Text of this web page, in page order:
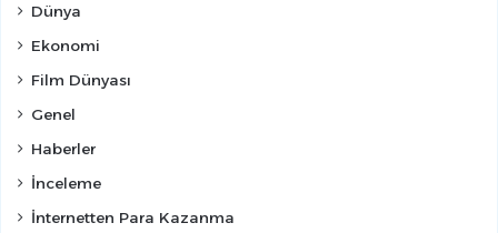
Dünya
Ekonomi
Film Dünyası
Genel
Haberler
İnceleme
İnternetten Para Kazanma